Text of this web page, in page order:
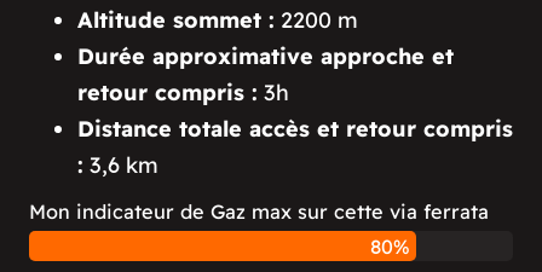
Altitude sommet : 2200 m
Durée approximative approche et
retour compris : 3h
Distance totale accès et retour compris
: 3,6 km
Mon indicateur de Gaz max sur cette via ferrata
80%